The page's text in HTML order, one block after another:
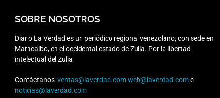
SOBRE NOSOTROS
Diario La Verdad es un periódico regional venezolano, con sede en
Maracaibo, en el occidental estado de Zulia. Por la libertad
intelectual del Zulia
Contáctanos:ventas@laverdad.comweb@laverdad.como
noticias@laverdad.com